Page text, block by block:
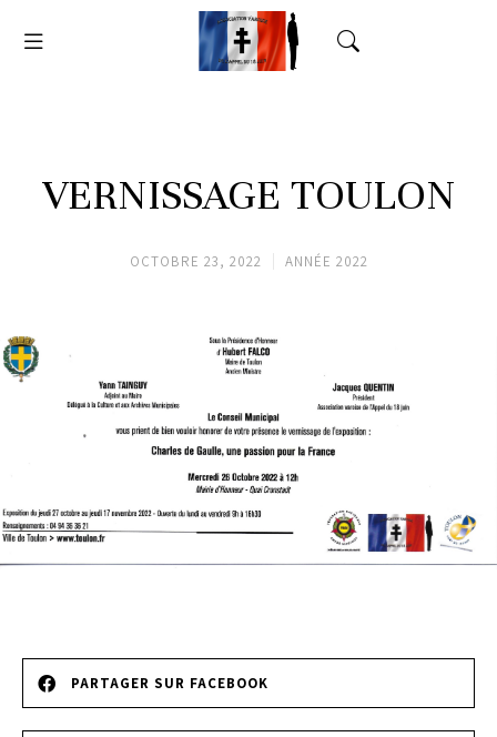
VERNISSAGE TOULON
OCTOBRE 23, 2022 ANNÉE 2022
PARTAGER SUR FACEBOOK